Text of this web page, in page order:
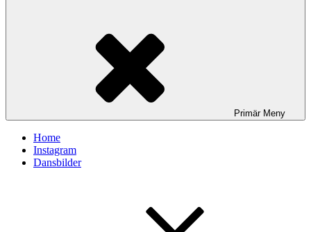
Primär Meny
Home
Instagram
Dansbilder